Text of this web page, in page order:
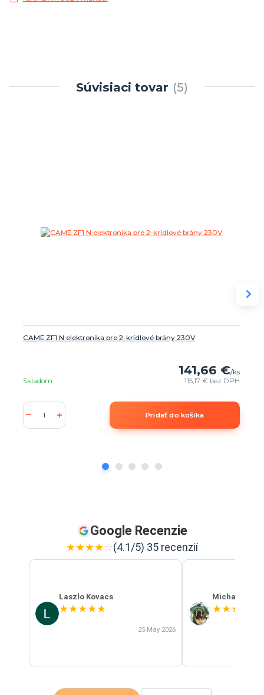
Súvisiaci tovar 5
CAME ZF1 N elektronika pre 2-krídlové brány 230V
141,66 €/ks
115,17 € bez DPH
Skladom
Pridať do košíka
Google Recenzie
★★★★☆(4.1/5) 35 recenzií
Laszlo Kovacs
★★★★★
25 May 2026
Michal Szabo
★★★